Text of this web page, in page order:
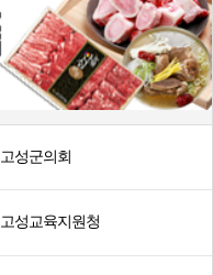
고성군의회
고성교육지원청